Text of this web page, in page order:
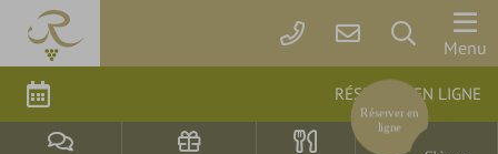
Menu
Réserver en
ligne
RÉSERVER EN LIGNE
Le
Rebstock
Chambres